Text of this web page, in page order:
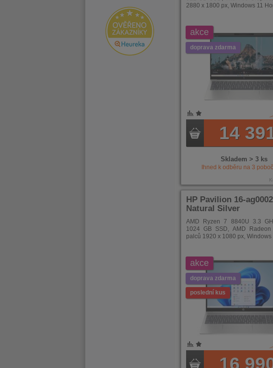
2880 x 1800 px, Windows 11
akce
doprava zdarma
14
Skladem > 3 ks
Ihned k odběru na3
POROVNÁNÍ
OBLÍBENÉ
HP Pavilion 16-
Natural Silver
AMD Ryzen 7 8840U 3.3
1024 GB SSD, AMD
palců 1920 x 1080 px, Windows
akce
doprava zdarma
poslední kus
16
POROVNÁNÍ
OBLÍBENÉ